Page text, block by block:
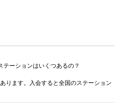
テーションはいくつあるの？
ります。入会すると全国のステーション